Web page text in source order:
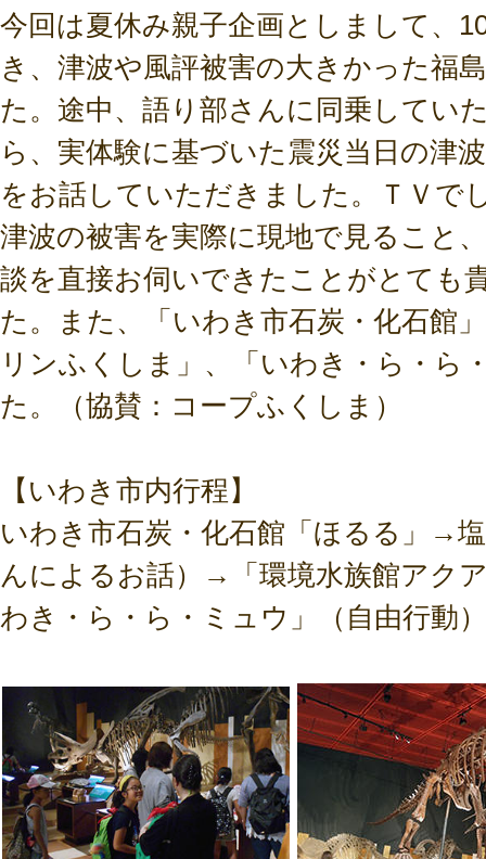
今回は夏休み親子企画としまして、
き、津波や風評被害の大きかった福
た。途中、語り部さんに同乗してい
ら、実体験に基づいた震災当日の津
をお話していただきました。ＴＶで
津波の被害を実際に現地で見ること
談を直接お伺いできたことがとても
た。また、「いわき市石炭・化石館
リンふくしま」、「いわき・ら・ら
た。（協賛：コープふくしま）
【いわき市内行程】
いわき市石炭・化石館「ほるる」→
んによるお話）→「環境水族館アク
わき・ら・ら・ミュウ」（自由行動）